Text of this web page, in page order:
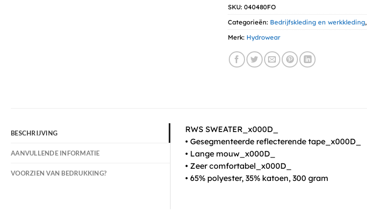
SKU:040480FO
Categorieën: Bedrijfskleding en werkkleding,
Merk: Hydrowear
BESCHRIJVING
AANVULLENDE INFORMATIE
VOORZIEN VAN BEDRUKKING?
RWS SWEATER_x000D_
• Gesegmenteerde reflecterende tape_x000D_
• Lange mouw_x000D_
• Zeer comfortabel_x000D_
• 65% polyester, 35% katoen, 300 gram